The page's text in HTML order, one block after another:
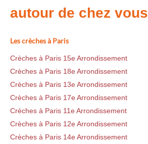
autour de chez vous
Les crèches à Paris
Crèches à Paris 15e Arrondissement
Crèches à Paris 18e Arrondissement
Crèches à Paris 13e Arrondissement
Crèches à Paris 17e Arrondissement
Crèches à Paris 11e Arrondissement
Crèches à Paris 12e Arrondissement
Crèches à Paris 14e Arrondissement